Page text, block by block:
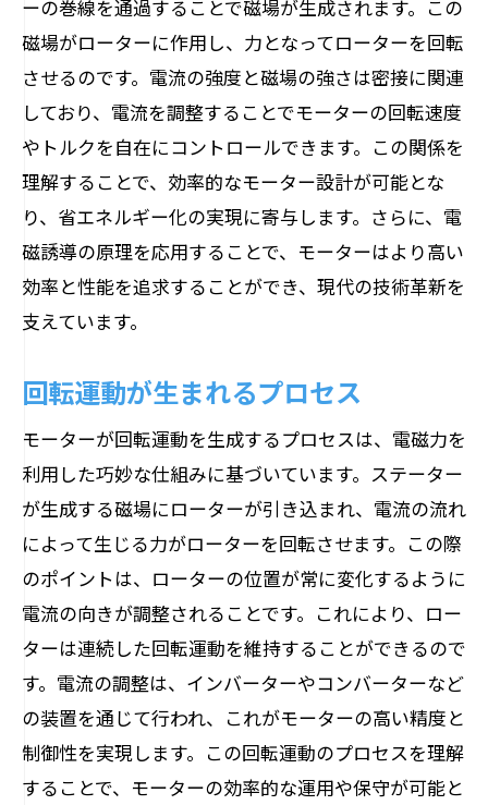
ーの巻線を通過することで磁場が生成されます。この
磁場がローターに作用し、力となってローターを回転
させるのです。電流の強度と磁場の強さは密接に関連
しており、電流を調整することでモーターの回転速度
やトルクを自在にコントロールできます。この関係を
理解することで、効率的なモーター設計が可能とな
り、省エネルギー化の実現に寄与します。さらに、電
磁誘導の原理を応用することで、モーターはより高い
効率と性能を追求することができ、現代の技術革新を
支えています。
回転運動が生まれるプロセス
モーターが回転運動を生成するプロセスは、電磁力を
利用した巧妙な仕組みに基づいています。ステーター
が生成する磁場にローターが引き込まれ、電流の流れ
によって生じる力がローターを回転させます。この際
のポイントは、ローターの位置が常に変化するように
電流の向きが調整されることです。これにより、ロー
ターは連続した回転運動を維持することができるので
す。電流の調整は、インバーターやコンバーターなど
の装置を通じて行われ、これがモーターの高い精度と
制御性を実現します。この回転運動のプロセスを理解
することで、モーターの効率的な運用や保守が可能と